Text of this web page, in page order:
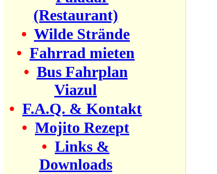
(Restaurant)
• Wilde Strände
• Fahrrad mieten
• Bus Fahrplan
Viazul
• F.A.Q. & Kontakt
• Mojito Rezept
• Links &
Downloads